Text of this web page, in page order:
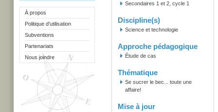
À propos
Politique d'utilisation
Subventions
Partenariats
Nous joindre
Secondaires 1 et 2, cycle 1
Discipline(s)
Science et technologie
Approche pédagogique
Étude de cas
Thématique
Se sucrer le bec... toute une
affaire!
Mise à jour